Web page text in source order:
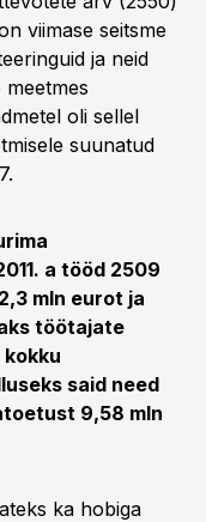
viimase seitsme
ja neid
oli sellel
suunatud
a tööd 2509
mln eurot ja
töötajate
said need
9,58 mln
ka hobiga